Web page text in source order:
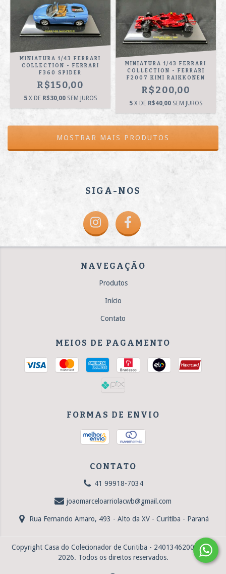
MINIATURA 1/43 FERRARI
COLLECTION - FERRARI
F360 SPIDER
R$150,00
5 X DE R$30,00 SEM JUROS
MINIATURA 1/43 FERRARI
COLLECTION - FERRARI
F2007 KIMI RAIKKONEN
R$200,00
5 X DE R$40,00 SEM JUROS
MOSTRAR MAIS PRODUTOS
SIGA-NOS
NAVEGAÇÃO
Produtos
Início
Contato
MEIOS DE PAGAMENTO
FORMAS DE ENVIO
CONTATO
41 99918-7034
joaomarceloarriolacwb@gmail.com
Rua Fernando Amaro, 493 - Alto da XV - Curitiba - Paraná
Copyright Casa do Colecionador de Curitiba - 24013462000101 -
2026. Todos os direitos reservados.